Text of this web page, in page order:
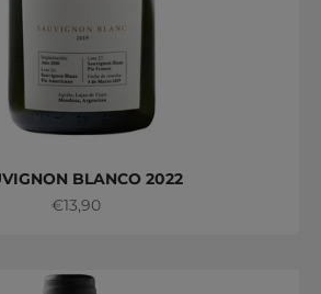
BLANCO 2022
Precio de oferta
€13,90